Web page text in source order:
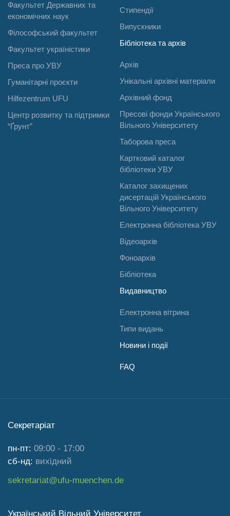
Факультет Державних та
економічних наук
Філософський факультет
Факультет україністики
Преса про УВУ
Гуманітарні проєкти
Hilfezentrum UFU
Центр розвитку та підтримки
“Ґрунт”
Стипендії
Випускники
Бібліотека та архів
Архів
Унікальні архівні матеріали
Архівний фонд
Пресові фонди Українського
Вільного Університету
Таборова преса
Картковий каталог
бібліотеки УВУ
Каталог захищених
дисертацій Українського
Вільного Університету
Електронна бібліотека УВУ
Відеоархів
Фоноархів
Бібліотека
Видавництво
Електронна вітрина
Типи видань
Новини і події
FAQ
Секретаріат
пн-пт: 09:00 - 17:00
сб-нд: вихідний
sekretariat@ufu-muenchen.de
Український Вільний Університет